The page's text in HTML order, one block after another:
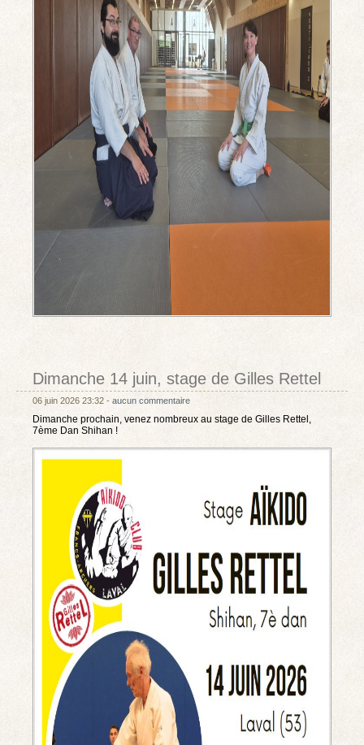
Dimanche 14 juin, stage de Gilles Rettel
06 juin 2026 23:32 - aucun commentaire
Dimanche prochain, venez nombreux au stage de Gilles Rettel,
7ème Dan Shihan !